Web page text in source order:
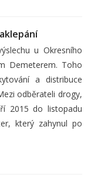
u Okresního
Demeterem. Toho
a distribuce
odběrateli drogy,
2015 do listopadu
který zahynul po